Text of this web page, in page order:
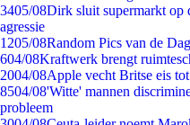
3405/08Dirk sluit supermarkt op
agressie
1205/08Random Pics van de
604/08Kraftwerk brengt
2004/08Apple vecht Britse eis
8504/08'Witte' mannen
probleem